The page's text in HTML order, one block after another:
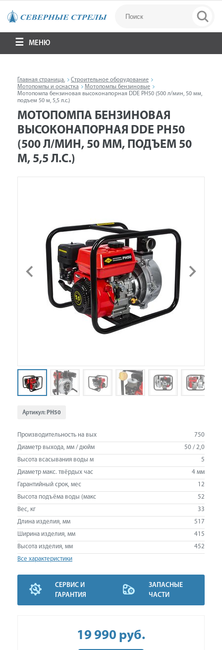
МЕНЮ
Главная страница.
Строительное оборудование
Мотопомпы и оснастка
Мотопомпы бензиновые
Мотопомпа бензиновая высоконапорная DDE PH50 (500 л/мин, 50 мм,
подъем 50 м, 5,5 л.c.)
МОТОПОМПА БЕНЗИНОВАЯ
ВЫСОКОНАПОРНАЯ DDE PH50
(500 Л/МИН, 50 ММ, ПОДЪЕМ 50
М, 5,5 Л.C.)
Артикул: PH50
Производительность на вых
750
Диаметр выхода, мм / дюйм
50 / 2,0
Высота всасывания воды м
5
Диаметр макс. твёрдых час
4 мм
Гарантийный срок, мес
12
Высота подъёма воды (макс
52
Вес, кг
33
Длина изделия, мм
517
Ширина изделия, мм
415
Высота изделия, мм
452
Все характеристики
СЕРВИС И
ГАРАНТИЯ
ЗАПАСНЫЕ
ЧАСТИ
19 990 руб.